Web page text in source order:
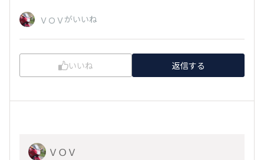
ＶＯＶがいいね
いいね 返信する
ＶＯＶ